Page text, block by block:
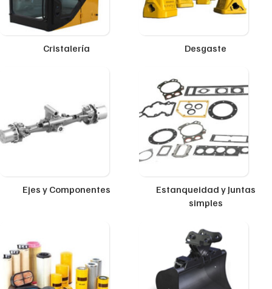
Cristalería Desgaste
Ejes y Componentes
Estanqueidad y Juntas
simples